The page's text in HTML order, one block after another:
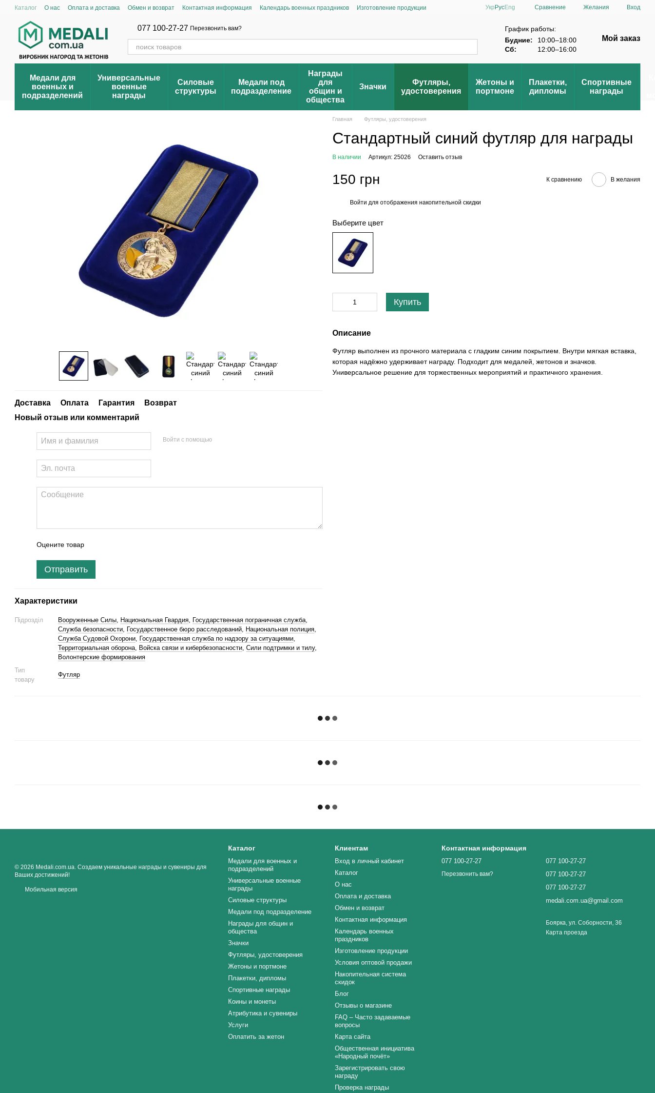
Перейти к основному контенту
Каталог О нас Оплата и доставка Обмен и возврат Контактная информация Календарь военных праздников
Изготовление продукции
Общественная инициатива «Народный почёт»
Зарегистрировать свою награду
Укр РусEng Сравнение Желания Вход
077 100-27-27 Перезвонить вам?
График работы:
Будние:
10:00–18:00
Сб:
12:00–16:00
Мой заказ
Медали для
военных и
подразделений
Универсальные
военные
награды
Силовые
структуры
Медали под
подразделение
Награды
для
общин и
общества
Значки
Футляры,
удостоверения
Жетоны и
портмоне
Плакетки,
дипломы
Спортивные
награды
Доставка Оплата Гарантия
Возврат
Новый отзыв или комментарий
Войти с помощью
Оцените товар
Отправить
Характеристики
Підрозділ Вооруженные Силы, Национальная Гвардия, Государственная пограничная служба,
Служба безопасности, Государственное бюро расследований, Национальная полиция,
Служба Судовой Охорони, Государственная служба по надзору за ситуациями,
Территориальная оборона, Войска связи и кибербезопасности, Сили подтримки и тилу,
Волонтерские формирования
Тип
товару
Футляр
Главная Футляры, удостоверения
Стандартный синий футляр для награды
В наличии Артикул: 25026 Оставить отзыв
150 грн К сравнению В желания
Войти для отображения накопительной скидки
Выберите цвет
Купить
Описание
Футляр выполнен из прочного материала с гладким синим покрытием. Внутри мягкая вставка,
которая надёжно удерживает награду. Подходит для медалей, жетонов и значков.
Универсальное решение для торжественных мероприятий и практичного хранения.
© 2026 Medali.com.ua. Создаем уникальные награды и сувениры для
Ваших достижений!
Мобильная версия
Каталог
Медали для военных и
подразделений
Универсальные военные
награды
Силовые структуры
Медали под подразделение
Награды для общин и
общества
Значки
Футляры, удостоверения
Жетоны и портмоне
Плакетки, дипломы
Спортивные награды
Коины и монеты
Атрибутика и сувениры
Услуги
Оплатить за жетон
Клиентам
Вход в личный кабинет
Каталог
О нас
Оплата и доставка
Обмен и возврат
Контактная информация
Календарь военных
праздников
Изготовление продукции
Условия оптовой продажи
Накопительная система
скидок
Блог
Отзывы о магазине
FAQ – Часто задаваемые
вопросы
Карта сайта
Общественная инициатива
«Народный почёт»
Зарегистрировать свою
награду
Проверка награды
Контактная информация
077 100-27-27
Перезвонить вам?
077 100-27-27
077 100-27-27
077 100-27-27
medali.com.ua@gmail.com
Боярка, ул. Соборности, 36
Карта проезда